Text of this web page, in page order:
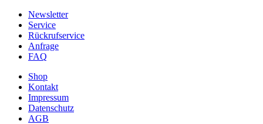
Newsletter
Service
Rückrufservice
Anfrage
FAQ
Shop
Kontakt
Impressum
Datenschutz
AGB